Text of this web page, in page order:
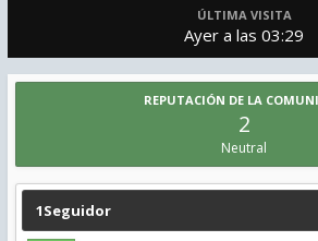
ÚLTIMA VISITA
Ayer a las 03:29
REPUTACIÓN DE LA
2
Neutral
1Seguidor